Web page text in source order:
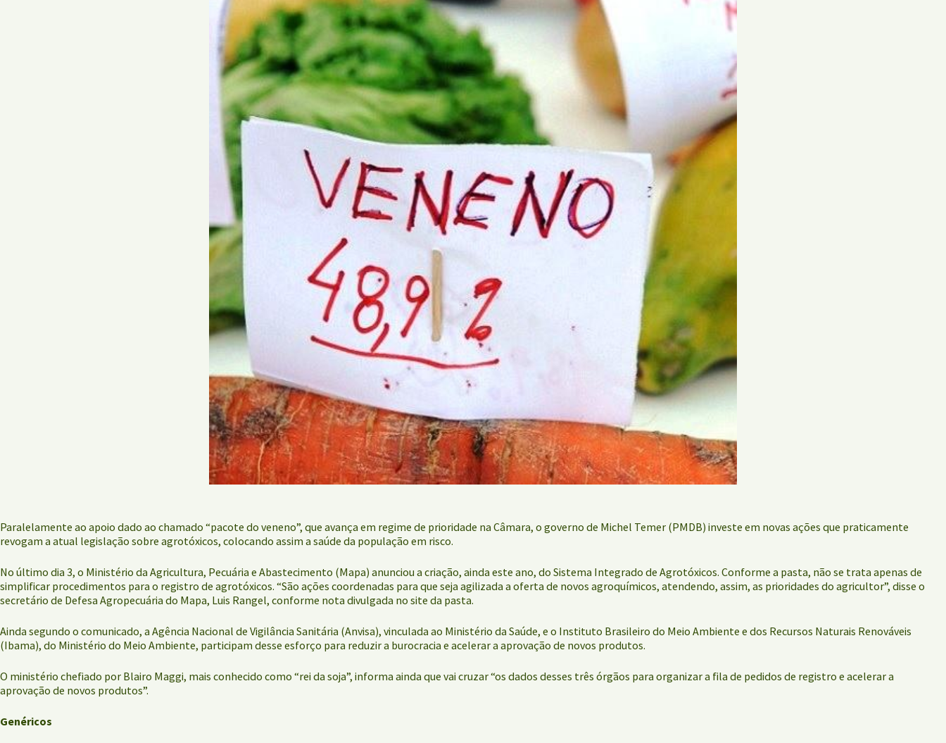
Paralelamente ao apoio dado ao chamado “pacote do veneno”, que avança em regime de prioridade na Câmara, o governo de Michel Temer (PMDB) investe em novas ações que praticamente
revogam a atual legislação sobre agrotóxicos, colocando assim a saúde da população em risco.
No último dia 3, o Ministério da Agricultura, Pecuária e Abastecimento (Mapa) anunciou a criação, ainda este ano, do Sistema Integrado de Agrotóxicos. Conforme a pasta, não se trata apenas de
simplificar procedimentos para o registro de agrotóxicos. “São ações coordenadas para que seja agilizada a oferta de novos agroquímicos, atendendo, assim, as prioridades do agricultor”, disse o
secretário de Defesa Agropecuária do Mapa, Luis Rangel, conforme nota divulgada no site da pasta.
Ainda segundo o comunicado, a Agência Nacional de Vigilância Sanitária (Anvisa), vinculada ao Ministério da Saúde, e o Instituto Brasileiro do Meio Ambiente e dos Recursos Naturais Renováveis
(Ibama), do Ministério do Meio Ambiente, participam desse esforço para reduzir a burocracia e acelerar a aprovação de novos produtos.
O ministério chefiado por Blairo Maggi, mais conhecido como “rei da soja”, informa ainda que vai cruzar “os dados desses três órgãos para organizar a fila de pedidos de registro e acelerar a
aprovação de novos produtos”.
Genéricos